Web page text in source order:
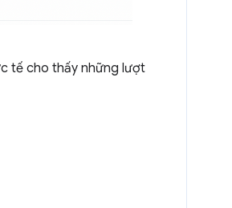
tế cho thấy những lượt